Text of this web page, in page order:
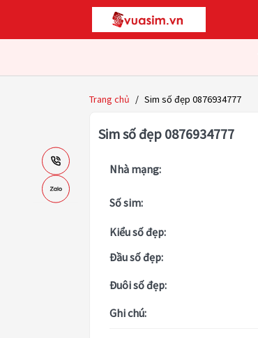
Trang chủ / Sim số đẹp 0876934777
Sim số đẹp 0876934777
Nhà mạng:
Số sim:
Kiểu số đẹp:
Đầu số đẹp:
Đuôi số đẹp:
Ghi chú: